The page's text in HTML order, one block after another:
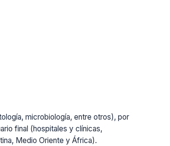
microbiología, entre otros), por
final (hospitales y clínicas,
Medio Oriente y África).